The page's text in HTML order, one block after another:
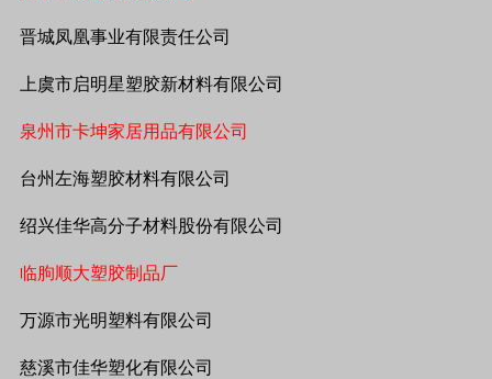
晋城凤凰事业有限责任公司
上虞市启明星塑胶新材料有限公司
泉州市卡坤家居用品有限公司
台州左海塑胶材料有限公司
绍兴佳华高分子材料股份有限公司
临朐顺大塑胶制品厂
万源市光明塑料有限公司
慈溪市佳华塑化有限公司